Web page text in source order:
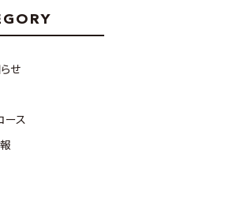
せ
ース